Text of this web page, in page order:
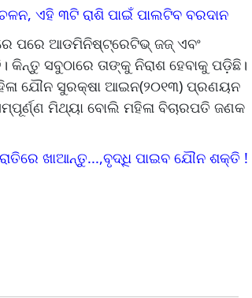
ଏହି ୩ଟି ରାଶି ପାଇଁ ପାଲଟିବ ବରଦାନ
ପରେ ଆଡମିନିଷ୍ଟ୍ରେଟିଭ୍‌ ଜଜ୍‌ ଏବଂ
ସବୁଠାରେ ତାଙ୍କୁ ନିରାଶ ହେବାକୁ ପଡ଼ିଛି।
ଯୌନ ସୁରକ୍ଷା ଆଇନ(୨୦୧୩) ପ୍ରଣୟନ
ମିଥ୍ୟା ବୋଲି ମହିଳା ବିଚାରପତି ଜଣକ
ଖାଆନ୍ତୁ...,ବୃଦ୍ଧି ପାଇବ ଯୌନ ଶକ୍ତି !